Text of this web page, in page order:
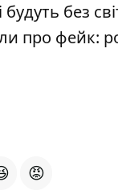
будуть без
про фейк:
😡